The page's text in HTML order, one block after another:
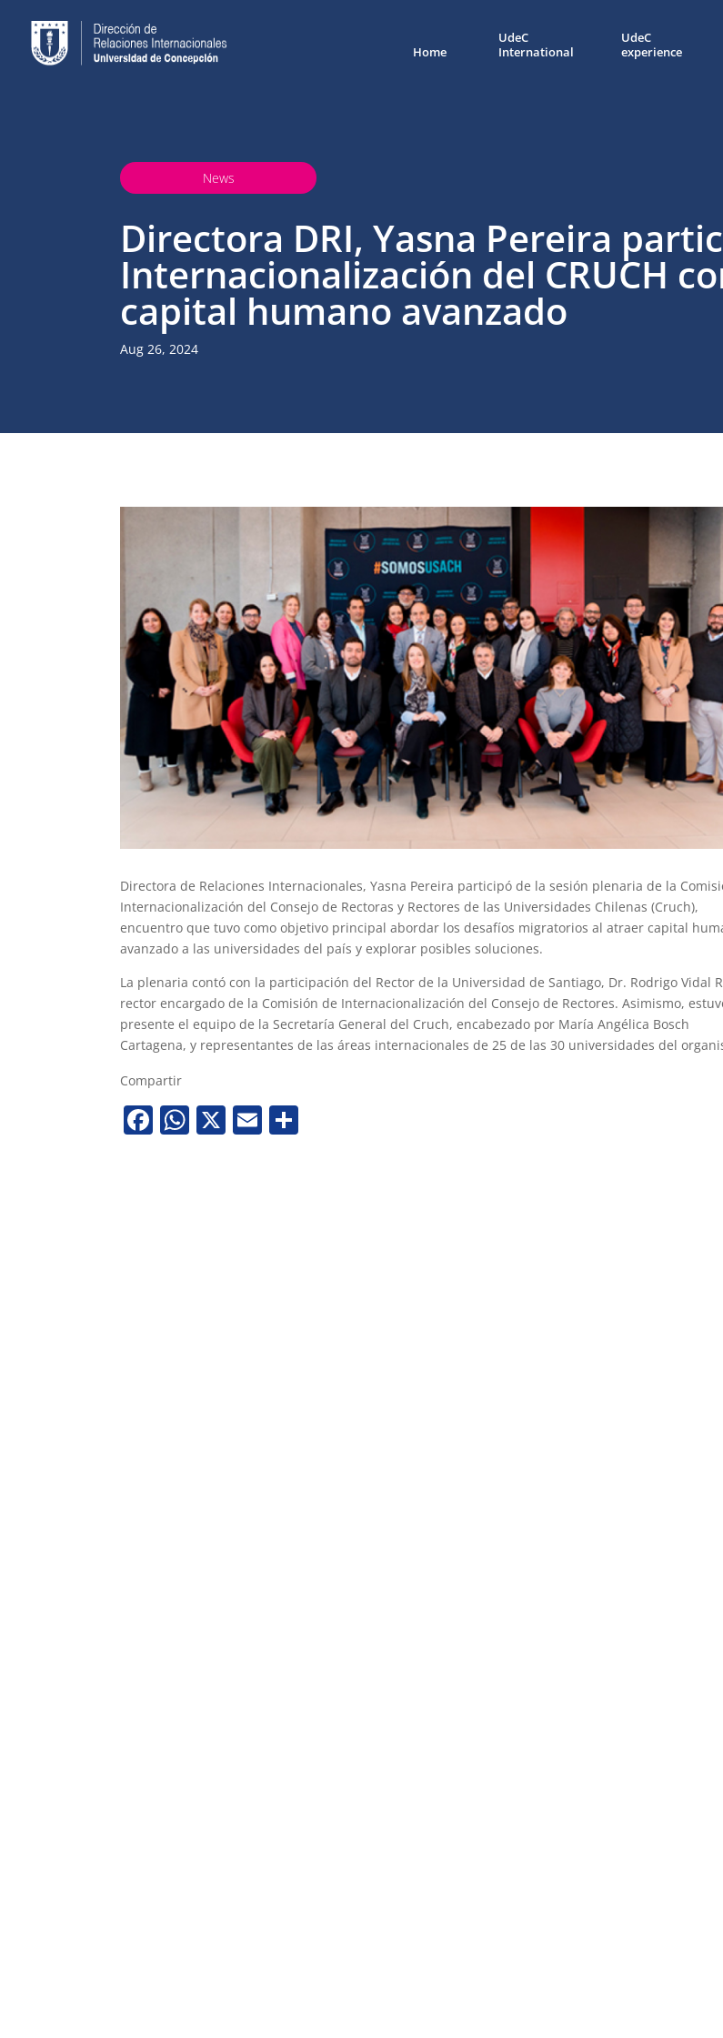
Home
UdeC
International
UdeC
experience
News
Directora DRI, Yasna Pereira
Internacionalización del CRUCH
capital humano avanzado
Aug 26, 2024
Directora de Relaciones Internacionales, Yasna Pereira participó de la sesión plenaria de la
Internacionalización del Consejo de Rectoras y Rectores de las Universidades Chilenas (Cruch),
encuentro que tuvo como objetivo principal abordar los desafíos migratorios al atraer capital
avanzado a las universidades del país y explorar posibles soluciones.
La plenaria contó con la participación del Rector de la Universidad de Santiago, Dr. Rodrigo Vidal
rector encargado de la Comisión de Internacionalización del Consejo de Rectores. Asimismo,
presente el equipo de la Secretaría General del Cruch, encabezado por María Angélica Bosch
Cartagena, y representantes de las áreas internacionales de 25 de las 30 universidades del
Compartir
Facebook
WhatsApp
X Email